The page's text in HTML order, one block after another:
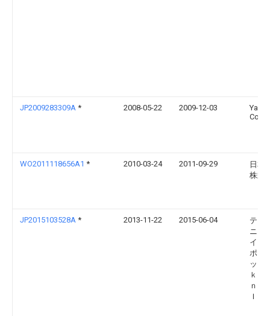
JP2009283309A * 2008-05-22 2009-12-03
Corp
WO2011118656A1 * 2010-03-24 2011-09-29
日本
株式
JP2015103528A * 2013-11-22 2015-06-04
テク
ニク
イン
ポレ
ッド
ｋｔ
ｎｉ
Ｉｎ